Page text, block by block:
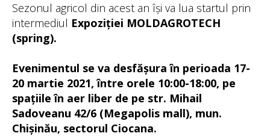
Sezonul agricol din acest an își va lua startul prin
intermediul Expoziției MOLDAGROTECH
(spring).
Evenimentul se va desfășura în perioada 17-
20 martie 2021, între orele 10:00-18:00, pe
spațiile în aer liber de pe str. Mihail
Sadoveanu 42/6 (Megapolis mall), mun.
Chișinău, sectorul Ciocana.